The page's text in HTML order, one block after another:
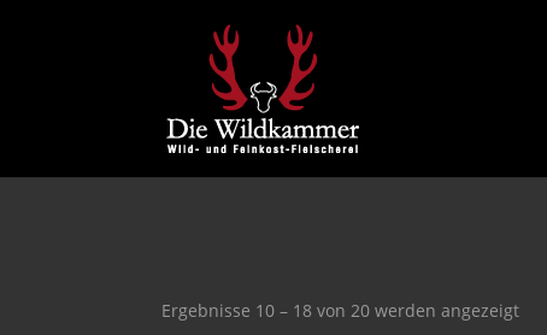
Ergebnisse 10 – 18 von 20 werden angezeigt